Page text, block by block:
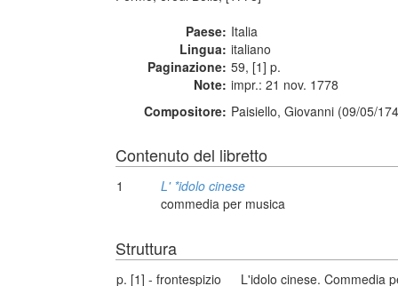
Paese: Italia
Lingua: italiano
Paginazione: 59, [1] p.
Note: impr.: 21 nov. 1778
Compositore: Paisiello, Giovanni (09/05/
Contenuto del libretto
1
L' *idolo cinese
commedia per musica
Struttura
p. [1] - frontespizio
L'idolo cinese. Commedia